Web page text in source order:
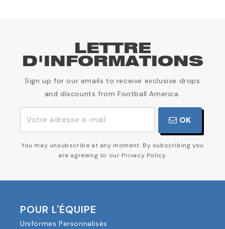
LETTRE
D'INFORMATIONS
Sign up for our emails to receive exclusive drops
and discounts from Football America.
OK
You may unsubscribe at any moment. By subscribing you
are agreeing to our Privacy Policy.
POUR L'ÉQUIPE
Uniformes Personnalisés